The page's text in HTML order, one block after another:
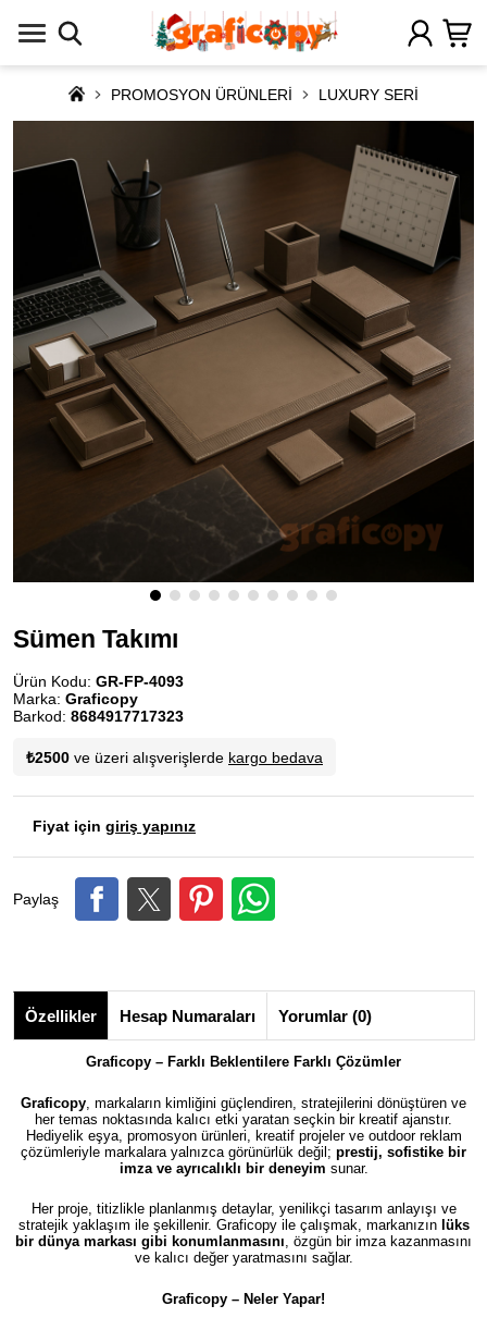
PROMOSYON ÜRÜNLERİ LUXURY SERİ
Sümen Takımı
Ürün Kodu: GR-FP-4093
Marka: Graficopy
Barkod: 8684917717323
₺2500 ve üzeri alışverişlerde kargo bedava
Fiyat için giriş yapınız
Paylaş
Özellikler Hesap Numaraları Yorumlar (0)
Graficopy – Farklı Beklentilere Farklı Çözümler
Graficopy , markaların kimliğini güçlendiren, stratejilerini dönüştüren ve
her temas noktasında kalıcı etki yaratan seçkin bir kreatif ajanstır.
Hediyelik eşya, promosyon ürünleri, kreatif projeler ve outdoor reklam
çözümleriyle markalara yalnızca görünürlük değil; prestij, sofistike bir
imza ve ayrıcalıklı bir deneyim sunar.
Her proje, titizlikle planlanmış detaylar, yenilikçi tasarım anlayışı ve
stratejik yaklaşım ile şekillenir. Graficopy ile çalışmak, markanızın lüks
bir dünya markası gibi konumlanmasını, özgün bir imza kazanmasını
ve kalıcı değer yaratmasını sağlar.
Graficopy – Neler Yapar!